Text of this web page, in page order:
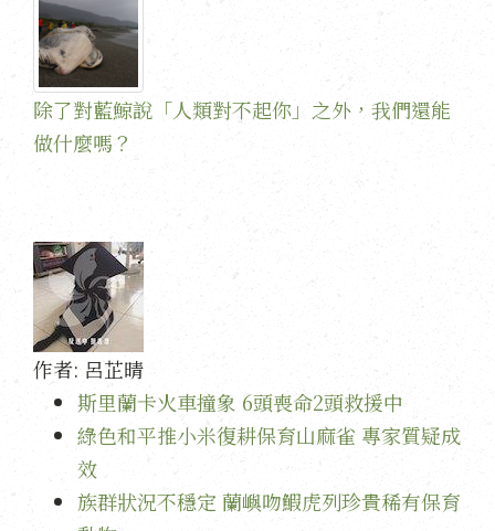
除了對藍鯨說「人類對不起你」之外，我們還能
做什麼嗎？
作者: 呂芷晴
斯里蘭卡火車撞象 6頭喪命2頭救援中
綠色和平推小米復耕保育山麻雀 專家質疑成
效
族群狀況不穩定 蘭嶼吻鰕虎列珍貴稀有保育